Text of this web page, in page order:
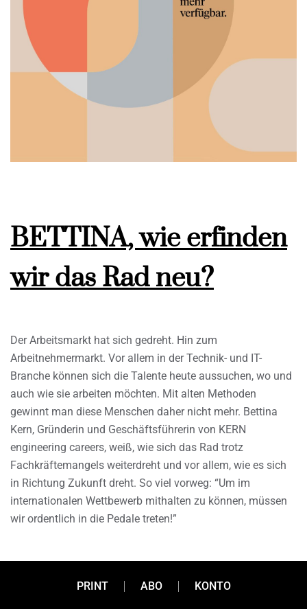
BETTINA, wie erfinden
wir das Rad neu?
Der Arbeitsmarkt hat sich gedreht. Hin zum
Arbeitnehmermarkt. Vor allem in der Technik- und IT-
Branche können sich die Talente heute aussuchen, wo und
auch wie sie arbeiten möchten. Mit alten Methoden
gewinnt man diese Menschen daher nicht mehr. Bettina
Kern, Gründerin und Geschäftsführerin von KERN
engineering careers, weiß, wie sich das Rad trotz
Fachkräftemangels weiterdreht und vor allem, wie es sich
in Richtung Zukunft dreht. So viel vorweg: “Um im
internationalen Wettbewerb mithalten zu können, müssen
wir ordentlich in die Pedale treten!”
PRINT ABO KONTO